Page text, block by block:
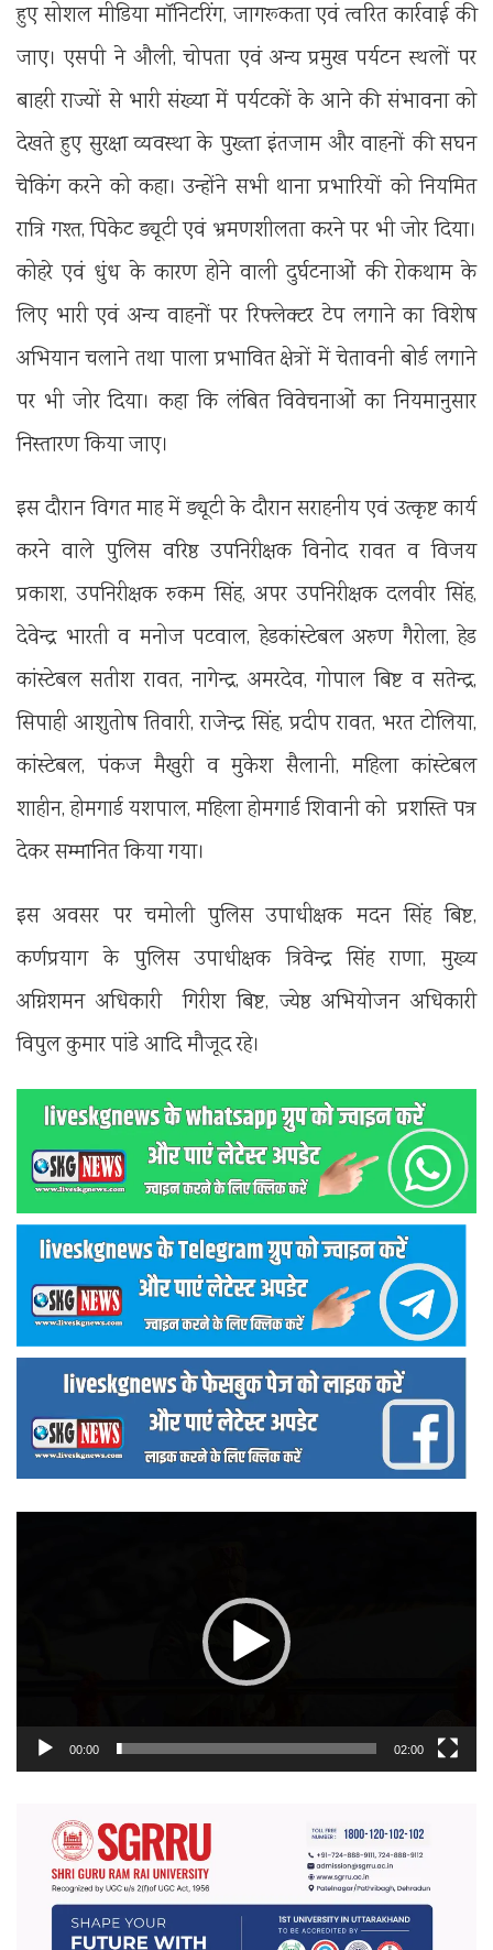
हुए सोशल मीडिया मॉनिटरिंग, जागरूकता एवं त्वरित कार्रवाई की
जाए। एसपी ने औली, चोपता एवं अन्य प्रमुख पर्यटन स्थलों पर
बाहरी राज्यों से भारी संख्या में पर्यटकों के आने की संभावना को
देखते हुए सुरक्षा व्यवस्था के पुख्ता इंतजाम और वाहनों की सघन
चेकिंग करने को कहा। उन्होंने सभी थाना प्रभारियों को नियमित
रात्रि गश्त, पिकेट ड्यूटी एवं भ्रमणशीलता करने पर भी जोर दिया।
कोहरे एवं धुंध के कारण होने वाली दुर्घटनाओं की रोकथाम के
लिए भारी एवं अन्य वाहनों पर रिफ्लेक्टर टेप लगाने का विशेष
अभियान चलाने तथा पाला प्रभावित क्षेत्रों में चेतावनी बोर्ड लगाने
पर भी जोर दिया। कहा कि लंबित विवेचनाओं का नियमानुसार
निस्तारण किया जाए।
इस दौरान विगत माह में ड्यूटी के दौरान सराहनीय एवं उत्कृष्ट कार्य
करने वाले पुलिस वरिष्ठ उपनिरीक्षक विनोद रावत व विजय
प्रकाश, उपनिरीक्षक रुकम सिंह, अपर उपनिरीक्षक दलवीर सिंह,
देवेन्द्र भारती व मनोज पटवाल, हेडकांस्टेबल अरुण गैरोला, हेड
कांस्टेबल सतीश रावत, नागेन्द्र, अमरदेव, गोपाल बिष्ट व सतेन्द्र,
सिपाही आशुतोष तिवारी, राजेन्द्र सिंह, प्रदीप रावत, भरत टोलिया,
कांस्टेबल, पंकज मैखुरी व मुकेश सैलानी, महिला कांस्टेबल
शाहीन, होमगार्ड यशपाल, महिला होमगार्ड शिवानी को प्रशस्ति पत्र
देकर सम्मानित किया गया।
इस अवसर पर चमोली पुलिस उपाधीक्षक मदन सिंह बिष्ट,
कर्णप्रयाग के पुलिस उपाधीक्षक त्रिवेन्द्र सिंह राणा, मुख्य
अग्निशमन अधिकारी गिरीश बिष्ट, ज्येष्ठ अभियोजन अधिकारी
विपुल कुमार पांडे आदि मौजूद रहे।
00:00 02:00